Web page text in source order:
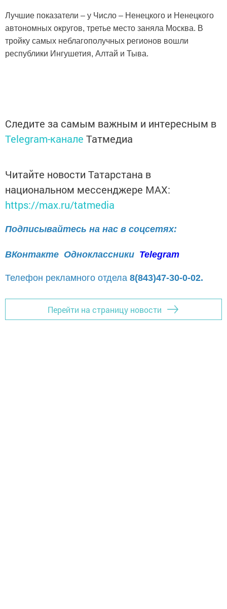
Лучшие показатели – у Число – Ненецкого и Ненецкого
автономных округов, третье место заняла Москва. В
тройку самых неблагополучных регионов вошли
республики Ингушетия, Алтай и Тыва.
Следите за самым важным и интересным в
Telegram-канале Татмедиа
Читайте новости Татарстана в
национальном мессенджере MАХ:
https://max.ru/tatmedia
Подписывайтесь на нас в соцсетях:
ВКонтакте Одноклассники Telegram
Телефон рекламного отдела 8(843)47-30-0-02.
Перейти на страницу новости